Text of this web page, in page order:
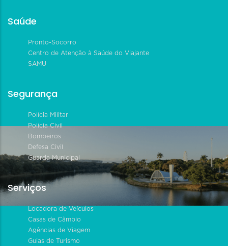
Saúde
Pronto-Socorro
Centro de Atenção à Saúde do Viajante
SAMU
Segurança
Polícia Militar
Polícia Civil
Bombeiros
Defesa Civil
Guarda Municipal
Serviços
Locadora de Veículos
Casas de Câmbio
Agências de Viagem
Guias de Turismo